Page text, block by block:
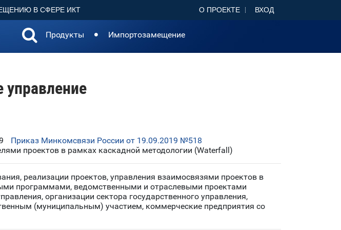
В СФЕРЕ ИКТ О ПРОЕКТЕ ВХОД
Продукты Импортозамещение
управление
Приказ Минкомсвязи России от 19.09.2019 №518
проектов в рамках каскадной методологии (Waterfall)
реализации проектов, управления взаимосвязями проектов в
программами, ведомственными и отраслевыми проектами
организации сектора государственного управления,
(муниципальным) участием, коммерческие предприятия со